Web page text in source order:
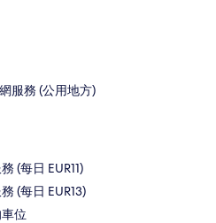
服務 (公用地方)
(每日 EUR11)
(每日 EUR13)
位